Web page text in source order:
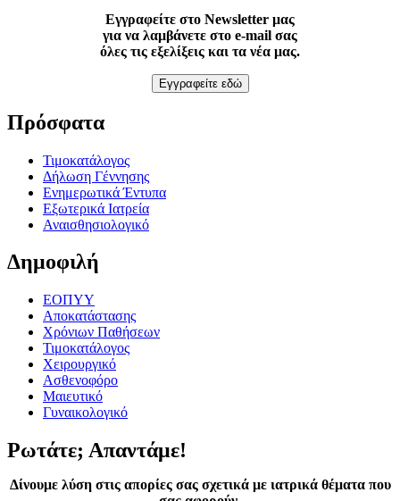
Εγγραφείτε στο Newsletter μας
για να λαμβάνετε στο e-mail σας
όλες τις εξελίξεις και τα νέα μας.
Εγγραφείτε εδώ
Πρόσφατα
Τιμοκατάλογος
Δήλωση Γέννησης
Ενημερωτικά Έντυπα
Εξωτερικά Ιατρεία
Αναισθησιολογικό
Δημοφιλή
ΕΟΠΥΥ
Αποκατάστασης
Χρόνιων Παθήσεων
Τιμοκατάλογος
Χειρουργικό
Ασθενοφόρο
Μαιευτικό
Γυναικολογικό
Ρωτάτε; Απαντάμε!
Δίνουμε λύση στις απορίες σας σχετικά με ιατρικά θέματα που